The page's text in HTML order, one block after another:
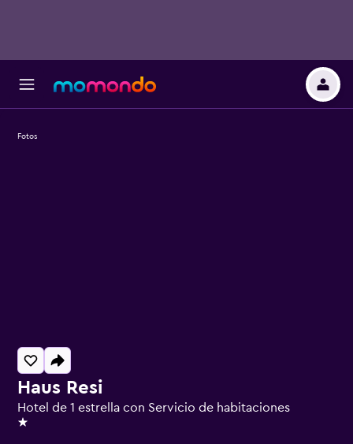
Haus Resi
Hotel de 1 estrella con Servicio de habitaciones
1 estrella
Fotos